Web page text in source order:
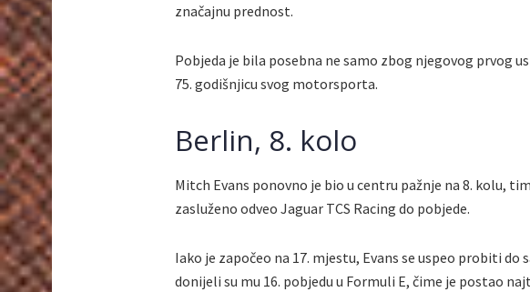
značajnu prednost.
Pobjeda je bila posebna ne samo zbog njegovog prvog
75. godišnjicu svog motorsporta.
Berlin, 8. kolo
Mitch Evans ponovno je bio u centru pažnje na 8. kolu,
zasluženo odveo Jaguar TCS Racing do pobjede.
Iako je započeo na 17. mjestu, Evans se uspeo probiti
donijeli su mu 16. pobjedu u Formuli E, čime je postao